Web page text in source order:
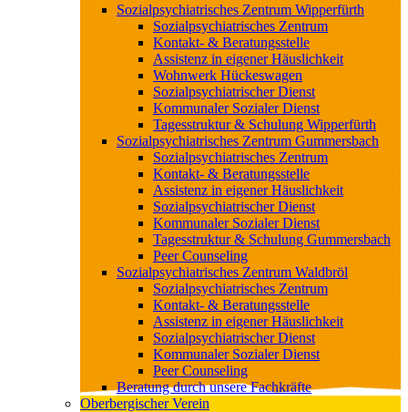
Sozialpsychiatrisches Zentrum Wipperfürth
Sozialpsychiatrisches Zentrum
Kontakt- & Beratungsstelle
Assistenz in eigener Häuslichkeit
Wohnwerk Hückeswagen
Sozialpsychiatrischer Dienst
Kommunaler Sozialer Dienst
Tagesstruktur & Schulung Wipperfürth
Sozialpsychiatrisches Zentrum Gummersbach
Sozialpsychiatrisches Zentrum
Kontakt- & Beratungsstelle
Assistenz in eigener Häuslichkeit
Sozialpsychiatrischer Dienst
Kommunaler Sozialer Dienst
Tagesstruktur & Schulung Gummersbach
Peer Counseling
Sozialpsychiatrisches Zentrum Waldbröl
Sozialpsychiatrisches Zentrum
Kontakt- & Beratungsstelle
Assistenz in eigener Häuslichkeit
Sozialpsychiatrischer Dienst
Kommunaler Sozialer Dienst
Peer Counseling
Beratung durch unsere Fachkräfte
Oberbergischer Verein